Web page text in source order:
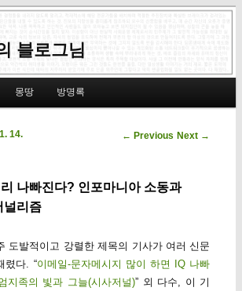
블로그님
content
몽땅 방명록
Post navigation
← Previous Next →
나빠진다? 인포마니아 소동과
널리즘
14.
도발적이고 강렬한 제목의 기사가 여러 신문
렸다. “이메일-문자메시지 많이 하면 IQ 나빠
지족의 빛과 그늘(시사저널)” 외 다수, 이 기